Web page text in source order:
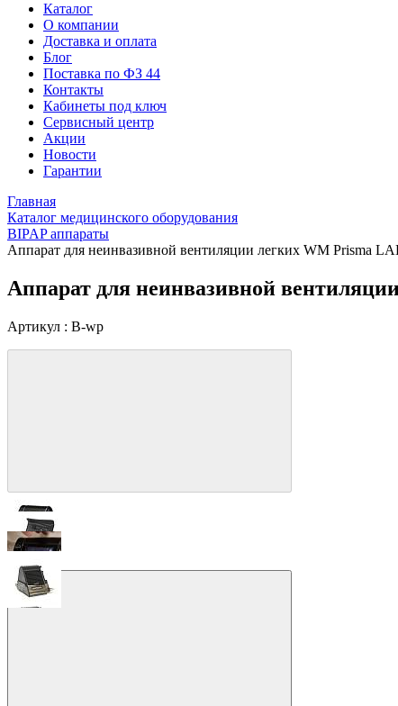
Каталог
О компании
Доставка и оплата
Блог
Поставка по ФЗ 44
Контакты
Кабинеты под ключ
Сервисный центр
Акции
Новости
Гарантии
Главная
Каталог медицинского оборудования
BIPAP аппараты
Аппарат для неинвазивной вентиляции легких WM Prisma
Аппарат для неинвазивной
Артикул : B-wp